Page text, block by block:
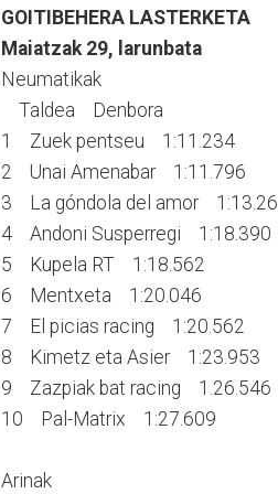
GOITIBEHERA LASTERKETA
Maiatzak 29, larunbata
Neumatikak
Taldea Denbora
1 Zuek pentseu 1:11.234
2 Unai Amenabar 1:11.796
3 La góndola del amor
4 Andoni Susperregi 1:18.390
5 Kupela RT 1:18.562
6 Mentxeta 1:20.046
7 El picias racing 1:20.562
8 Kimetz eta Asier 1:23.953
9 Zazpiak bat racing 1.26.546
10 Pal-Matrix 1:27.609
Arinak